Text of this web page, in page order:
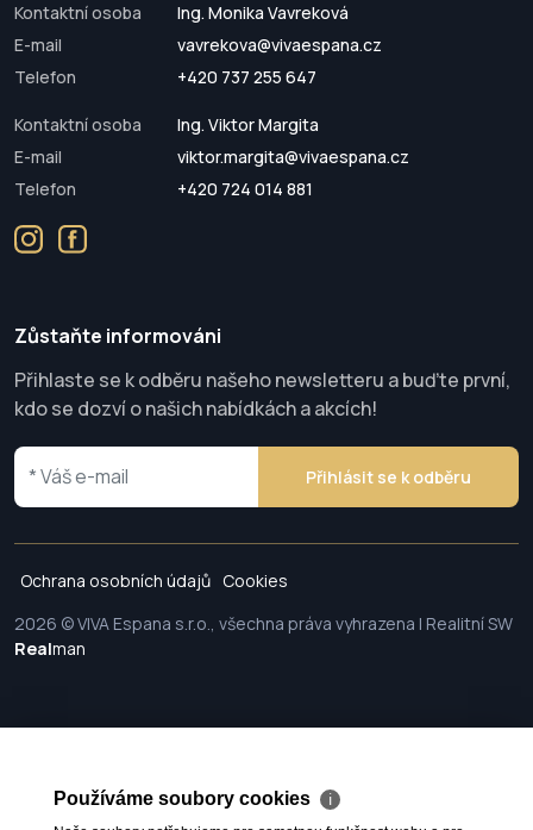
Kontaktní osoba
Ing. Monika Vavreková
E-mail
vavrekova@vivaespana.cz
Telefon
+420 737 255 647
Kontaktní osoba
Ing. Viktor Margita
E-mail
viktor.margita@vivaespana.cz
Telefon
+420 724 014 881
Zůstaňte informováni
Přihlaste se k odběru našeho newsletteru a buďte první,
kdo se dozví o našich nabídkách a akcích!
Přihlásit se k odběru
Ochrana osobních údajů Cookies
2026 © VIVA Espana s.r.o., všechna práva vyhrazena | Realitní SW
Realman
Používáme soubory cookies ℹ